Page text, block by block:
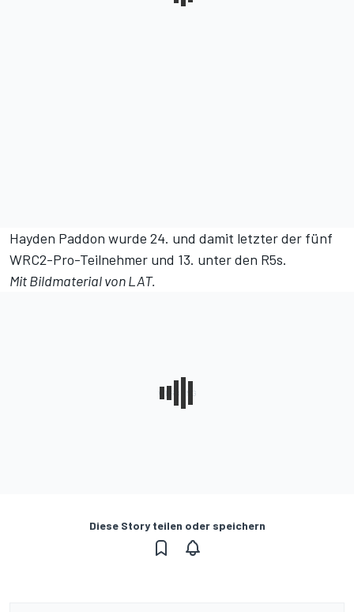
Hayden Paddon wurde 24. und damit letzter der fünf
WRC2-Pro-Teilnehmer und 13. unter den R5s.
Mit Bildmaterial von LAT.
Diese Story teilen oder speichern